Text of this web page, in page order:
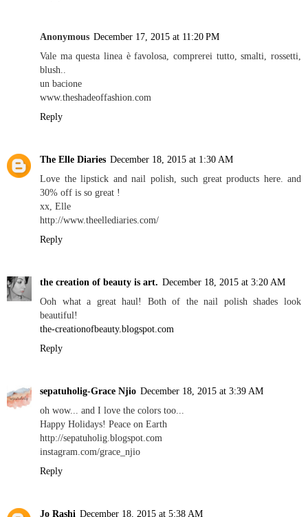
Anonymous December 17, 2015 at 11:20 PM
Vale ma questa linea è favolosa, comprerei tutto, smalti, rossetti,
blush..
un bacione
www.theshadeoffashion.com
Reply
The Elle Diaries December 18, 2015 at 1:30 AM
Love the lipstick and nail polish, such great products here. and
30% off is so great !
xx, Elle
http://www.theellediaries.com/
Reply
the creation of beauty is art. December 18, 2015 at 3:20 AM
Ooh what a great haul! Both of the nail polish shades look
beautiful!
the-creationofbeauty.blogspot.com
Reply
sepatuholig-Grace Njio December 18, 2015 at 3:39 AM
oh wow... and I love the colors too...
Happy Holidays! Peace on Earth
http://sepatuholig.blogspot.com
instagram.com/grace_njio
Reply
Jo Rashi December 18, 2015 at 5:38 AM